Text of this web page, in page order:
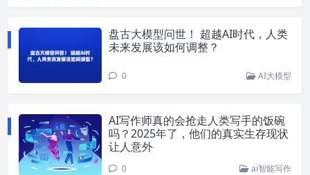
盘古大模型问世！ 超越AI时代，人类
未来发展该如何调整？
0 AI大模型
AI写作师真的会抢走人类写手的饭碗
吗？2025年了，他们的真实生存现状
让人意外
0 ai智能写作